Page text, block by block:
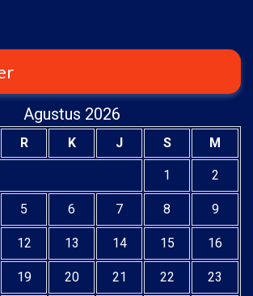
Agustus 2026
R K J S M
1 2
5 6 7 8 9
12 13 14 15 16
19 20 21 22 23